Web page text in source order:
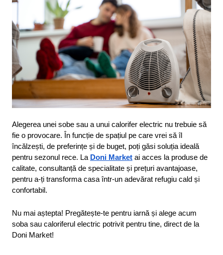
Alegerea unei sobe sau a unui calorifer electric nu trebuie să
fie o provocare. În funcție de spațiul pe care vrei să îl
încălzești, de preferințe și de buget, poți găsi soluția ideală
pentru sezonul rece. La Doni Market ai acces la produse de
calitate, consultanță de specialitate și prețuri avantajoase,
pentru a-ți transforma casa într-un adevărat refugiu cald și
confortabil.
Nu mai aștepta! Pregătește-te pentru iarnă și alege acum
soba sau caloriferul electric potrivit pentru tine, direct de la
Doni Market!